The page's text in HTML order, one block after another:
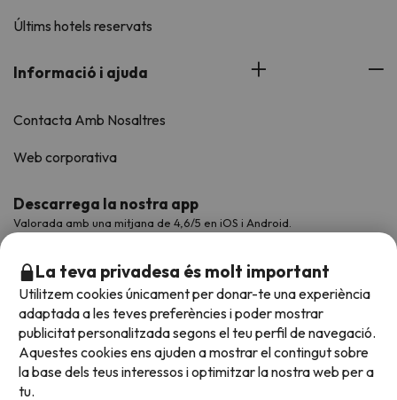
Últims hotels reservats
Informació i ajuda
Contacta Amb Nosaltres
Web corporativa
Descarrega la nostra app
Valorada amb una mitjana de 4,6/5 en iOS i Android.
La teva privadesa és molt important
Utilitzem cookies únicament per donar-te una experiència
adaptada a les teves preferències i poder mostrar
publicitat personalitzada segons el teu perfil de navegació.
Aquestes cookies ens ajuden a mostrar el contingut sobre
la base dels teus interessos i optimitzar la nostra web per a
tu.